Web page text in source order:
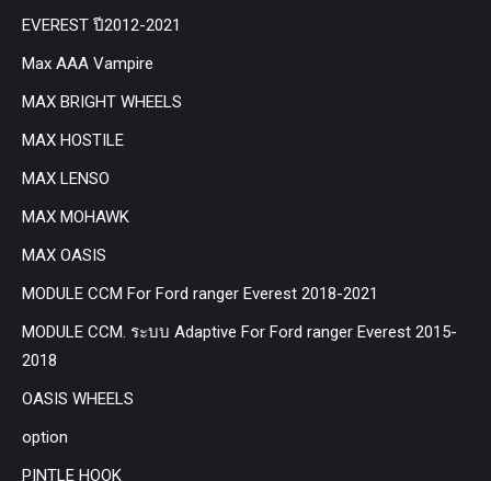
EVEREST ปี2012-2021
Max AAA Vampire
MAX BRIGHT WHEELS
MAX HOSTILE
MAX LENSO
MAX MOHAWK
MAX OASIS
MODULE CCM For Ford ranger Everest 2018-2021
MODULE CCM. ระบบ Adaptive For Ford ranger Everest 2015-
2018
OASIS WHEELS
option
PINTLE HOOK